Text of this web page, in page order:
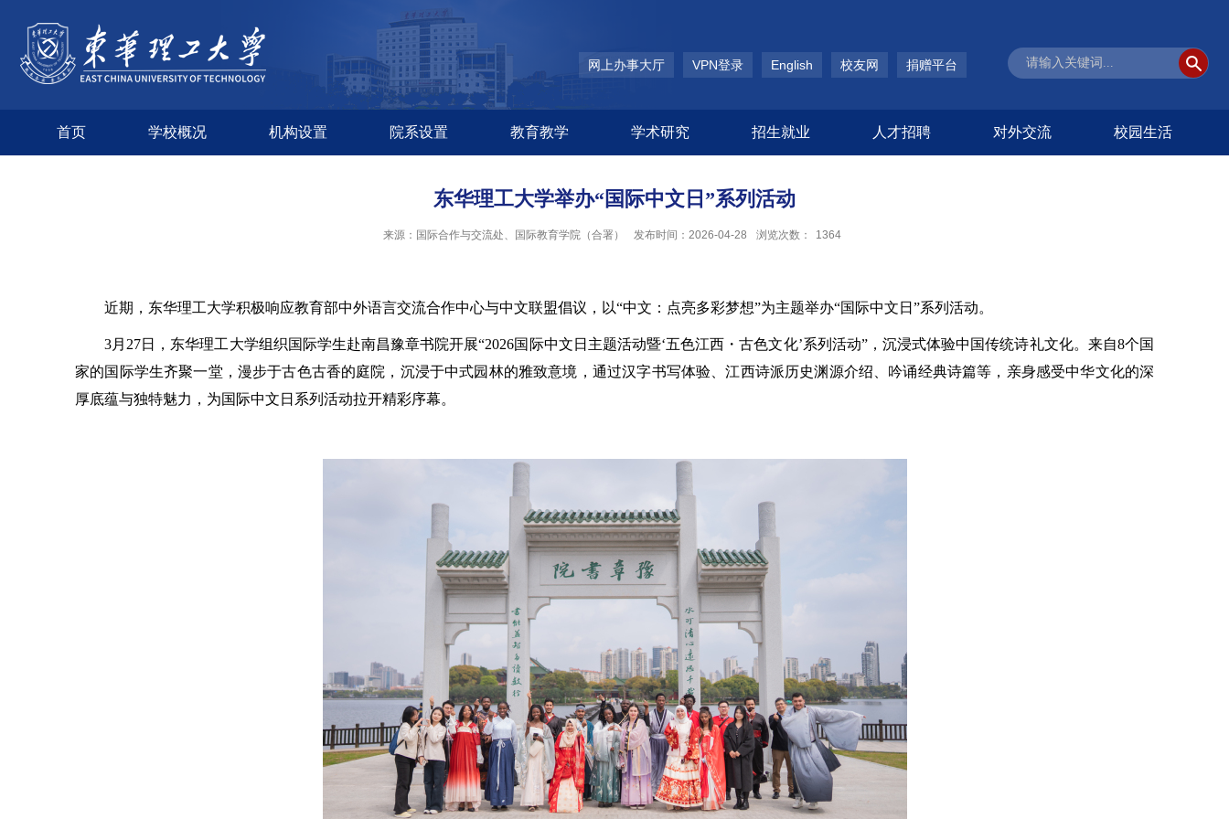
网上办事大厅 VPN登录 English 校友网 捐赠平台
首页 学校概况 机构设置 院系设置 教育教学 学术研究 招生就业 人才招聘 对外交流 校园生活
东华理工大学举办“国际中文日”系列活动
来源：国际合作与交流处、国际教育学院（合署） 发布时间：2026-04-28 浏览次数： 1364
近期，东华理工大学积极响应教育部中外语言交流合作中心与中文联盟倡议，以“中文：点亮多彩梦想”为主题举办“国际中文日”系列活动。
3月27日，东华理工大学组织国际学生赴南昌豫章书院开展“2026国际中文日主题活动暨‘五色江西・古色文化’系列活动”，沉浸式体验中国传统诗礼文化。来自8个国
家的国际学生齐聚一堂，漫步于古色古香的庭院，沉浸于中式园林的雅致意境，通过汉字书写体验、江西诗派历史渊源介绍、吟诵经典诗篇等，亲身感受中华文化的深
厚底蕴与独特魅力，为国际中文日系列活动拉开精彩序幕。